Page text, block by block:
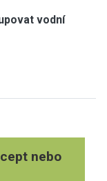
vodní
nebo